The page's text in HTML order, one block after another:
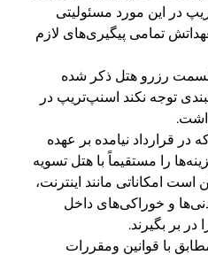
در این مورد مسئولیتی
تمامی پیگیری‌های لازم
رزرو هتل ذکر شده
توجه نکند اسنپ‌تریپ در
در قرارداد نیامده بر عهده
را مستقیماً با هتل تسویه
امکاناتی مانند اینترنت،
و خوراکی‌های داخل
در بر بگیرند.
با قوانین ومقررات